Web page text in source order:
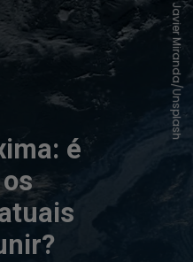
é
Javier Miranda/Unsplash